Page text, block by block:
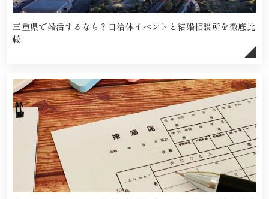
三重県で婚活するなら？自治体イベントと結婚相談所を徹底比
較